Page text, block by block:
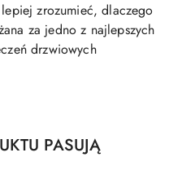
zrozumieć, dlaczego
za jedno z najlepszych
drzwiowych
PASUJĄ